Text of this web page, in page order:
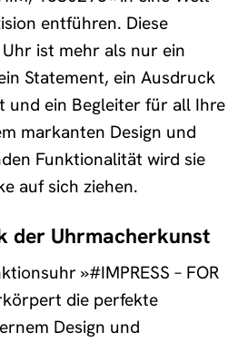
entführen. Diese
ist mehr als nur ein
Statement, ein Ausdruck
und ein Begleiter für all Ihre
markanten Design und
Funktionalität wird sie
auf sich ziehen.
der Uhrmacherkunst
»#IMPRESS – FOR
die perfekte
Design und